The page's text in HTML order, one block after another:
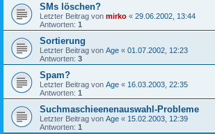
SMs löschen?
Letzter Beitrag von mirko « 29.06.2002, 13:44
Antworten: 1
Sortierung
Letzter Beitrag von Age « 01.07.2002, 12:23
Antworten: 3
Spam?
Letzter Beitrag von Age « 16.03.2003, 22:35
Antworten: 1
Suchmaschieenenauswahl-Probleme
Letzter Beitrag von Age « 15.02.2003, 12:39
Antworten: 1